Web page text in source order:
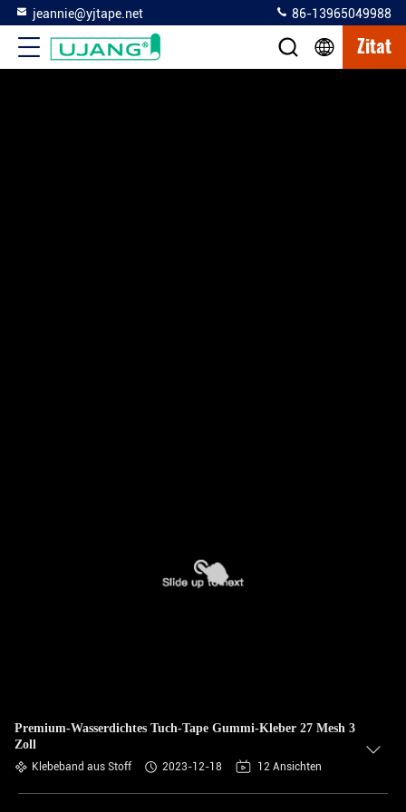
jeannie@yjtape.net 86-13965049988
Zitat
Premium-Wasserdichtes Tuch-Tape Gummi-Kleber 27 Mesh 3
Zoll
Klebeband aus Stoff 2023-12-18 12 Ansichten